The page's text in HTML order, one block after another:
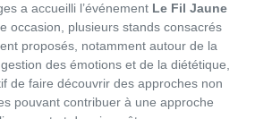
a accueilli l’événement Le Fil Jaune
occasion, plusieurs stands consacrés
proposés, notamment autour de la
des émotions et de la diététique,
de faire découvrir des approches non
pouvant contribuer à une approche